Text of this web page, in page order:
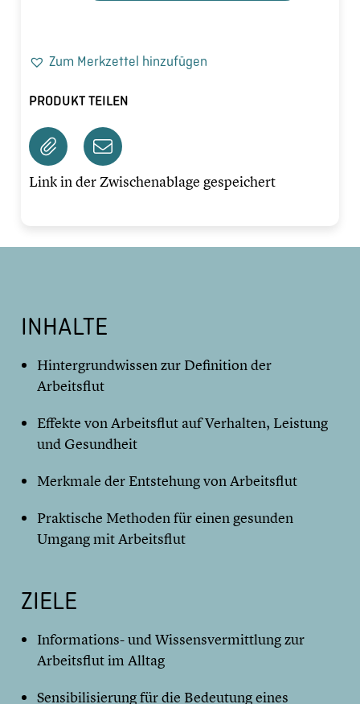
Zum Merkzettel hinzufügen
PRODUKT TEILEN
Link in der Zwischenablage gespeichert
INHALTE
Hintergrundwissen zur Definition der
Arbeitsflut
Effekte von Arbeitsflut auf Verhalten, Leistung
und Gesundheit
Merkmale der Entstehung von Arbeitsflut
Praktische Methoden für einen gesunden
Umgang mit Arbeitsflut
ZIELE
Informations- und Wissensvermittlung zur
Arbeitsflut im Alltag
Sensibilisierung für die Bedeutung eines